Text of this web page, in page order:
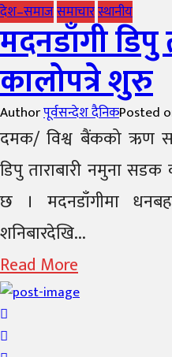
देश–समाजसमाचारस्थानीय
मदनडाँगी
कालोपत्रे शुरु
Authorपूर्वसन्देश दैनिकPosted
दमक/ विश्व बैंकको ऋण
डिपु ताराबारी नमुना
छ । मदनडाँगीमा
शनिबारदेखि...
Read More